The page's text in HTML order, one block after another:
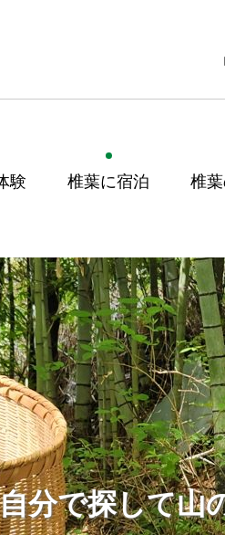
験 椎葉に宿泊 椎
分で探して山